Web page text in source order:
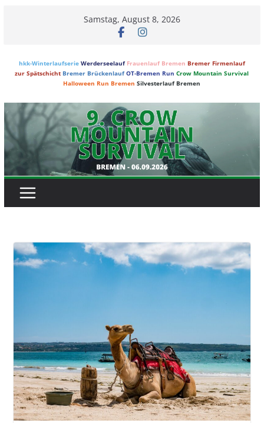
Samstag, August 8, 2026
hkk-Winterlaufserie Werderseelauf Frauenlauf Bremen Bremer Firmenlauf
zur Spätschicht Bremer Brückenlauf OT-Bremen Run Crow Mountain Survival
Halloween Run Bremen Silvesterlauf Bremen